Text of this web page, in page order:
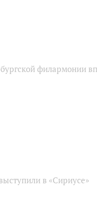
филармонии
в «Сириусе»